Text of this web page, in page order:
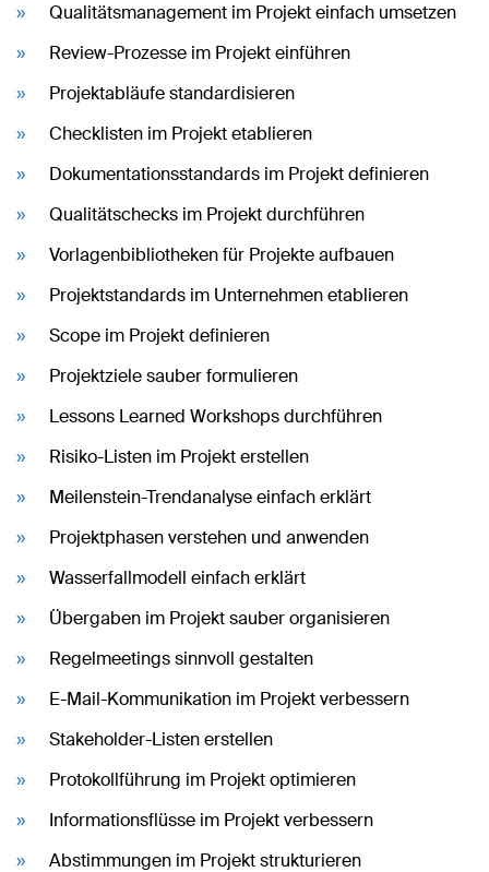
Qualitätsmanagement im Projekt einfach umsetzen
Review-Prozesse im Projekt einführen
Projektabläufe standardisieren
Checklisten im Projekt etablieren
Dokumentationsstandards im Projekt definieren
Qualitätschecks im Projekt durchführen
Vorlagenbibliotheken für Projekte aufbauen
Projektstandards im Unternehmen etablieren
Scope im Projekt definieren
Projektziele sauber formulieren
Lessons Learned Workshops durchführen
Risiko-Listen im Projekt erstellen
Meilenstein-Trendanalyse einfach erklärt
Projektphasen verstehen und anwenden
Wasserfallmodell einfach erklärt
Übergaben im Projekt sauber organisieren
Regelmeetings sinnvoll gestalten
E-Mail-Kommunikation im Projekt verbessern
Stakeholder-Listen erstellen
Protokollführung im Projekt optimieren
Informationsflüsse im Projekt verbessern
Abstimmungen im Projekt strukturieren